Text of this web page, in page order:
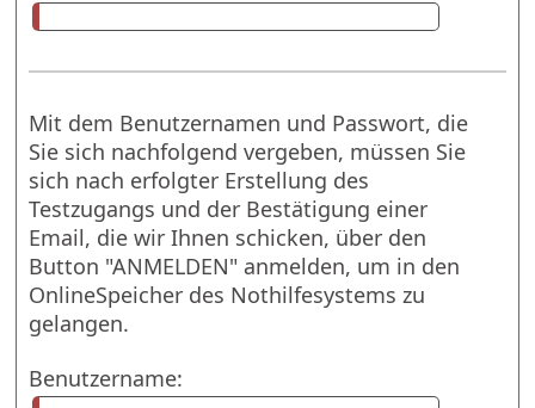
Mit dem Benutzernamen und Passwort, die
Sie sich nachfolgend vergeben, müssen Sie
sich nach erfolgter Erstellung des
Testzugangs und der Bestätigung einer
Email, die wir Ihnen schicken, über den
Button "ANMELDEN" anmelden, um in den
OnlineSpeicher des Nothilfesystems zu
gelangen.
Benutzername: